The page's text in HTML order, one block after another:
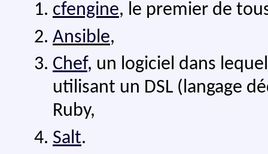
cfengine, le premier de
Ansible,
Chef, un logiciel dans
utilisant un DSL (langage
Ruby,
Salt.